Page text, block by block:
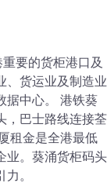
重要的货柜港口及
、货运业及制造业
据中心。 港铁葵
，巴士路线连接荃
租金是全港最低
业。葵涌货柜码头
。